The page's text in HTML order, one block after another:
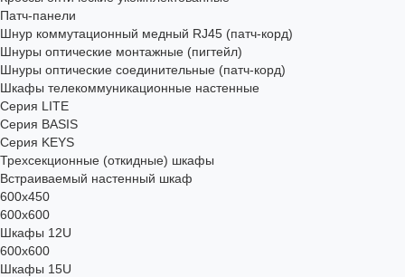
Патч-панели
Шнур коммутационный медный RJ45 (патч-корд)
Шнуры оптические монтажные (пигтейл)
Шнуры оптические соединительные (патч-корд)
Шкафы телекоммуникационные настенные
Cерия LITE
Cерия BASIS
Cерия KEYS
Трехсекционные (откидные) шкафы
Встраиваемый настенный шкаф
600x450
600x600
Шкафы 12U
600x600
Шкафы 15U